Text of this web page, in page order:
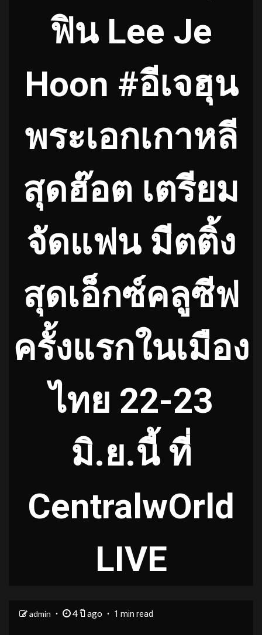
ฟิน Lee Je
Hoon #อีเจฮุน
พระเอกเกาหลี
สุดฮ๊อต เตรียม
จัดแฟน มีตติ้ง
สุดเอ็กซ์คลูซีฟ
ครั้งแรกในเมือง
ไทย 22-23
มิ.ย.นี้ ที่
CentralwOrld
LIVE
admin 4 ปี ago 1 min read